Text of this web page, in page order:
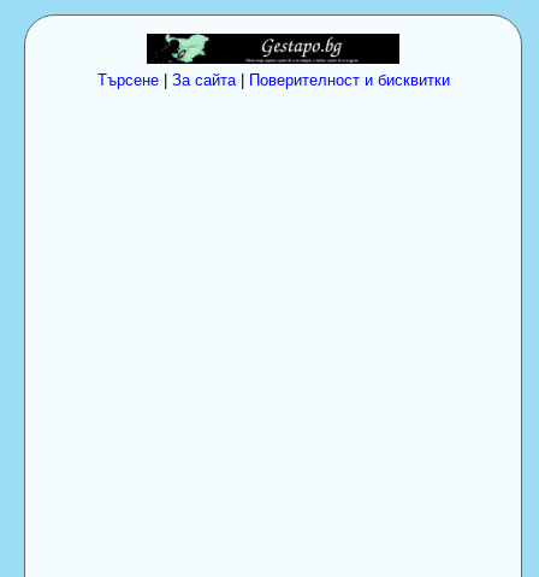
Търсене| За сайта| Поверителност и бисквитки